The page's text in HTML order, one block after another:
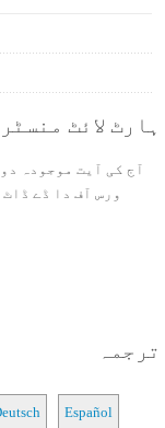
ہارٹ لائٹ
ترجمہ
Español